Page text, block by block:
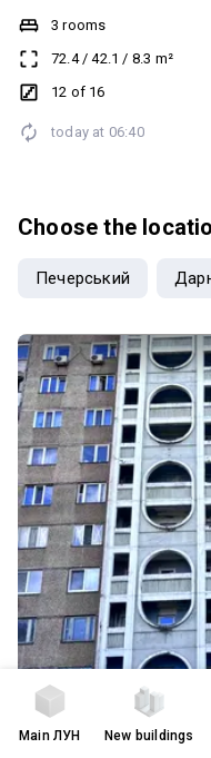
засклані.Квартира
залишаюця вбудовані
з ремонтом,тамбур на дві
Світлана
3 rooms
72.4/42.1 / 8.3 m²
12 of 16
today at 06:40
Choose the
Печерський
MainЛУН New buildings